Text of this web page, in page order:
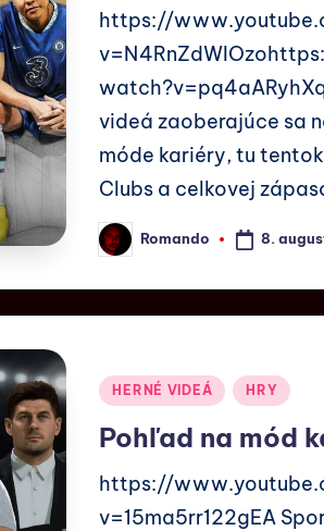
https://
videá zaoberajúce sa
móde kariéry, tu
Clubs a celkovej
Romando 8.
HERNÉ VIDEÁ HRY
Pohľad na mód
https://
v=15ma5rr122gEA